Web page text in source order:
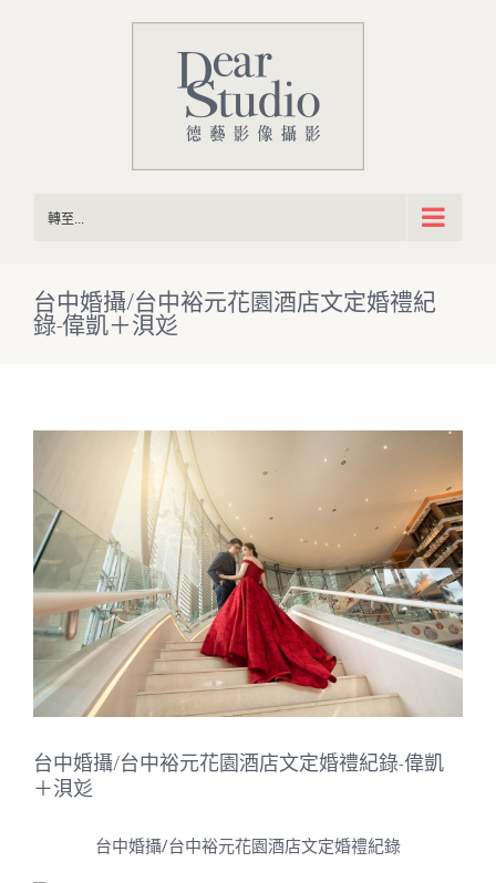
轉至...
台中婚攝/台中裕元花園酒店文定婚禮紀
錄-偉凱＋浿彣
Image
台中婚攝/台中裕元花園酒店文定婚禮紀錄-偉凱
＋浿彣
台中婚攝/台中裕元花園酒店文定婚禮紀錄